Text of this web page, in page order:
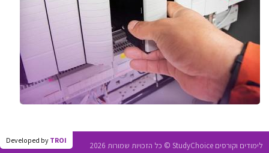
Developed by TROI
לימודים וקורסים StudyChoice © כל הזכויות שמורות 2026